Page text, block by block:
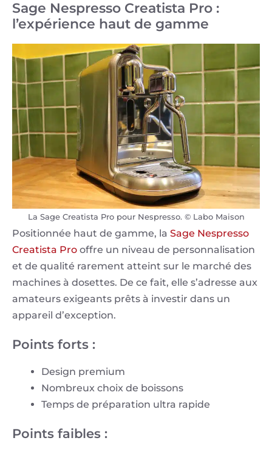
Sage Nespresso Creatista Pro :
l’expérience haut de gamme
La Sage Creatista Pro pour Nespresso. © Labo Maison
Positionnée haut de gamme, la Sage Nespresso
Creatista Pro offre un niveau de personnalisation
et de qualité rarement atteint sur le marché des
machines à dosettes. De ce fait, elle s’adresse aux
amateurs exigeants prêts à investir dans un
appareil d’exception.
Points forts :
Design premium
Nombreux choix de boissons
Temps de préparation ultra rapide
Points faibles :